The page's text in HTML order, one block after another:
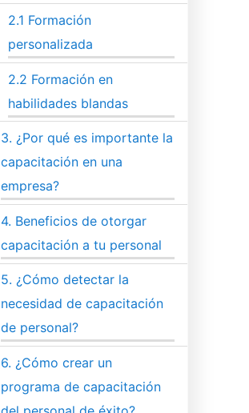
2.1 Formación
personalizada
2.2 Formación en
habilidades blandas
3. ¿Por qué es importante la
capacitación en una
empresa?
4. Beneficios de otorgar
capacitación a tu personal
5. ¿Cómo detectar la
necesidad de capacitación
de personal?
6. ¿Cómo crear un
programa de capacitación